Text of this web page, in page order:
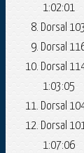
1:02:01
Dorsal
Dorsal
Dorsal
1:03:05
Dorsal
Dorsal
1:07:06